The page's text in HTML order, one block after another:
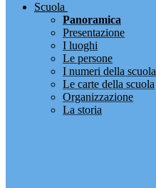
Scuola
Panoramica
Presentazione
I luoghi
Le persone
I numeri della scuola
Le carte della scuola
Organizzazione
La storia